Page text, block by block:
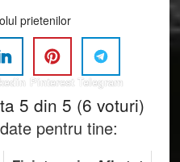
prietenilor
Pinterest Telegram
5 din 5 (6 voturi)
pentru tine: